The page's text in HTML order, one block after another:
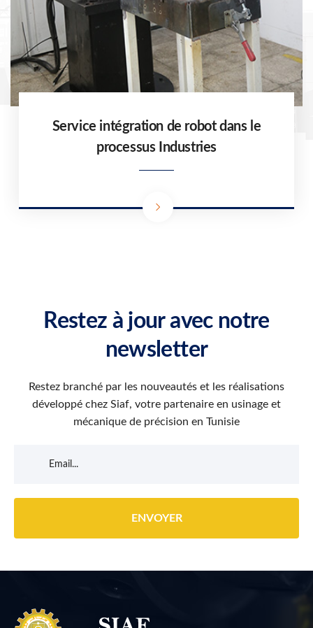
Service intégration de robot dans le
processus Industries
Restez à jour avec notre
newsletter
Restez branché par les nouveautés et les réalisations
développé chez Siaf, votre partenaire en usinage et
mécanique de précision en Tunisie